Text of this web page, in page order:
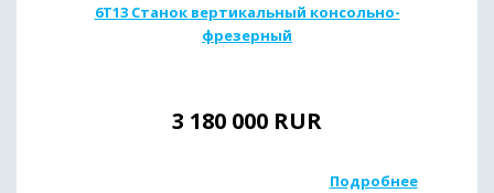
6Т13 Станок вертикальный консольно-
фрезерный
3 180 000 RUR
Подробнее